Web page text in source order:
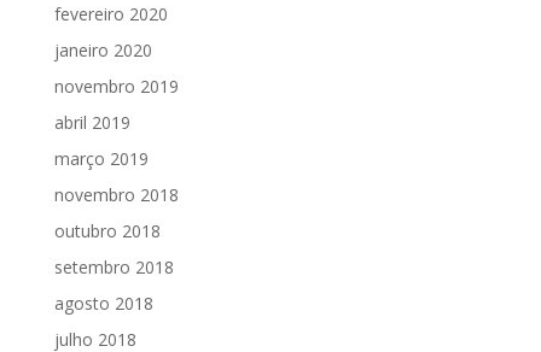
fevereiro 2020
janeiro 2020
novembro 2019
abril 2019
março 2019
novembro 2018
outubro 2018
setembro 2018
agosto 2018
julho 2018